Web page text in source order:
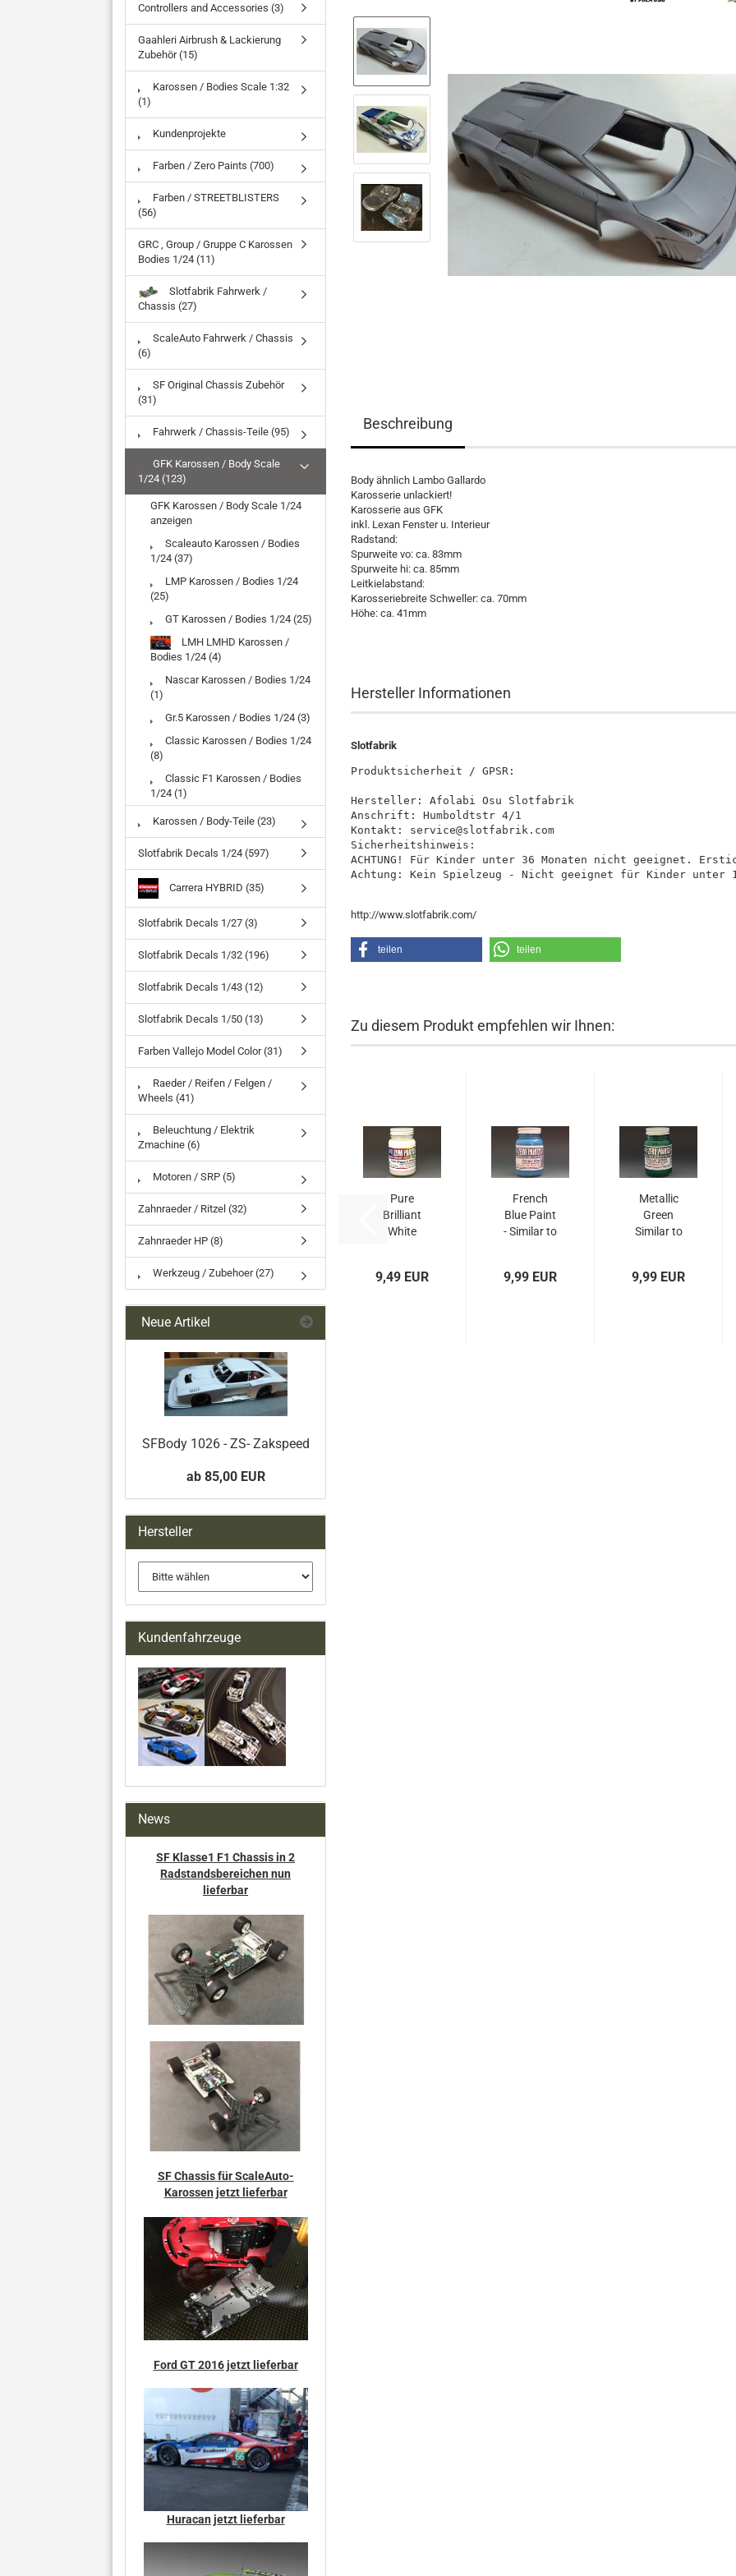
Beschreibung
Body ähnlich Lambo Gallardo
Karosserie unlackiert!
Karosserie aus GFK
inkl. Lexan Fenster u. Interieur
Radstand:
Spurweite vo: ca. 83mm
Spurweite hi: ca. 85mm
Leitkielabstand:
Karosseriebreite Schweller: ca. 70mm
Höhe: ca. 41mm
Hersteller Informationen
Slotfabrik
Produktsicherheit / GPSR:
Hersteller: Afolabi Osu Slotfabrik
Anschrift: Humboldtstr 4/1
Kontakt: service@slotfabrik.com
Sicherheitshinweis:
ACHTUNG! Für Kinder unter 36 Monaten nicht geeignet.
Achtung: Kein Spielzeug - Nicht geeignet für Kinder unter
http://www.slotfabrik.com/
teilen teilen
Zu diesem Produkt empfehlen wir Ihnen:
Pure
Brilliant
White
TS26)...
9,49 EUR
French
Blue Paint
- Similar to
9,99 EUR
Metallic
Green
Similar to
9,99 EUR
Controllers and Accessories (3)
Gaahleri Airbrush & Lackierung
Zubehör (15)
Karossen / Bodies Scale 1:32
(1)
Kundenprojekte
Farben / Zero Paints (700)
Farben / STREETBLISTERS
(56)
GRC , Group / Gruppe C Karossen
Bodies 1/24 (11)
Slotfabrik Fahrwerk /
Chassis (27)
ScaleAuto Fahrwerk / Chassis
(6)
SF Original Chassis Zubehör
(31)
Fahrwerk / Chassis-Teile (95)
GFK Karossen / Body Scale
1/24 (123)
GFK Karossen / Body Scale 1/24
anzeigen
Scaleauto Karossen / Bodies
1/24 (37)
LMP Karossen / Bodies 1/24
(25)
GT Karossen / Bodies 1/24 (25)
LMH LMHD Karossen /
Bodies 1/24 (4)
Nascar Karossen / Bodies 1/24
(1)
Gr.5 Karossen / Bodies 1/24 (3)
Classic Karossen / Bodies 1/24
(8)
Classic F1 Karossen / Bodies
1/24 (1)
Karossen / Body-Teile (23)
Slotfabrik Decals 1/24 (597)
Carrera HYBRID (35)
Slotfabrik Decals 1/27 (3)
Slotfabrik Decals 1/32 (196)
Slotfabrik Decals 1/43 (12)
Slotfabrik Decals 1/50 (13)
Farben Vallejo Model Color (31)
Raeder / Reifen / Felgen /
Wheels (41)
Beleuchtung / Elektrik
Zmachine (6)
Motoren / SRP (5)
Zahnraeder / Ritzel (32)
Zahnraeder HP (8)
Werkzeug / Zubehoer (27)
Neue Artikel
SFBody 1026 - ZS- Zakspeed
ab 85,00 EUR
Hersteller
Kundenfahrzeuge
News
SF Klasse1 F1 Chassis in 2
Radstandsbereichen nun
lieferbar
SF Chassis für ScaleAuto-
Karossen jetzt lieferbar
Ford GT 2016 jetzt lieferbar
Huracan jetzt lieferbar